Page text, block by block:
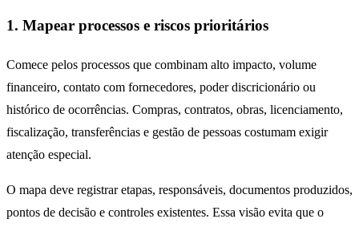
1. Mapear processos e riscos prioritários
Comece pelos processos que combinam alto impacto, volume
financeiro, contato com fornecedores, poder discricionário ou
histórico de ocorrências. Compras, contratos, obras, licenciamento,
fiscalização, transferências e gestão de pessoas costumam exigir
atenção especial.
O mapa deve registrar etapas, responsáveis, documentos produzidos,
pontos de decisão e controles existentes. Essa visão evita que o